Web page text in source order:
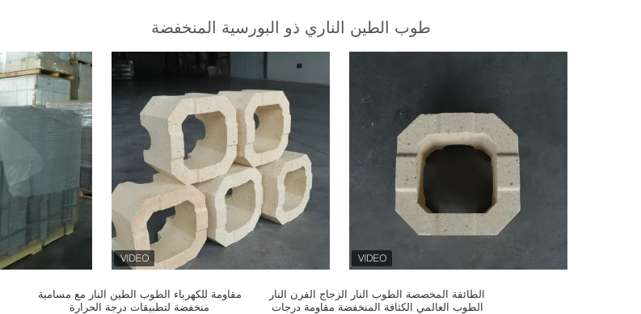
طوب الطين الناري ذو البورسية المنخفضة
مقاومة للكهرباء الطوب الطين النار مع مسامية
منخفضة لتطبيقات درجة الحرارة
الطائفة المخصصة الطوب النار الزجاج الفرن النار
الطوب العالمي الكثافة المنخفضة مقاومة درجات